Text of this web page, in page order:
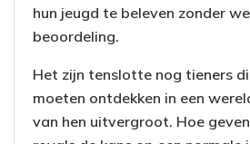
hun jeugd te beleven zonder
beoordeling.
Het zijn tenslotte nog tieners
moeten ontdekken in een
van hen uitvergroot. Hoe